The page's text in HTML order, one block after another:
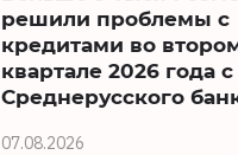
решили проблемы с
кредитами во
квартале 2026 года
Среднерусского
07.08.2026